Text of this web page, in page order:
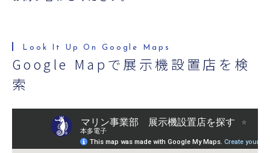
お問い合わせ
Google Mapで展示機設置店を検
索